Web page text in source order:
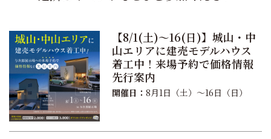
【8/1(土)〜16(日)】城山・中
山エリアに建売モデルハウス
着工中！来場予約で価格情報
先行案内
開催日： 8月1日（土）〜16日（日）